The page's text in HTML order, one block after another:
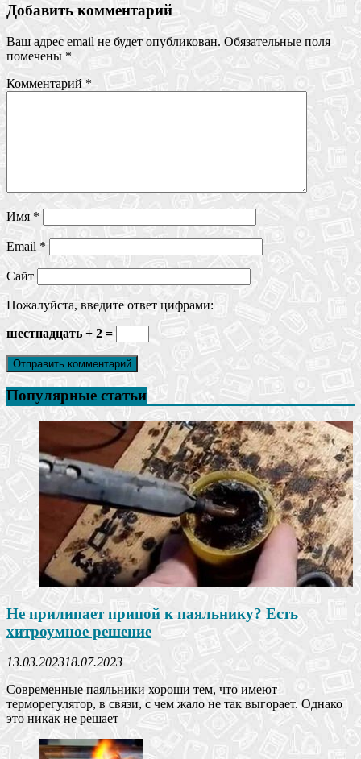
Добавить комментарий
Ваш адрес email не будет опубликован. Обязательные поля
помечены *
Комментарий*
Имя *
Email *
Сайт
Пожалуйста, введите ответ цифрами:
шестнадцать + 2 =
Популярные статьи
Не прилипает припой к паяльнику? Есть
хитроумное решение
13.03.202318.07.2023
Современные паяльники хороши тем, что имеют
терморегулятор, в связи, с чем жало не так выгорает. Однако
это никак не решает